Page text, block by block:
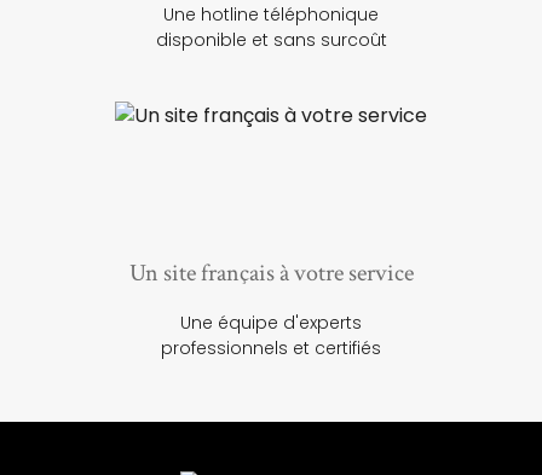
Une hotline téléphonique
disponible et sans surcoût
Un site français à votre service
Une équipe d'experts
professionnels et certifiés